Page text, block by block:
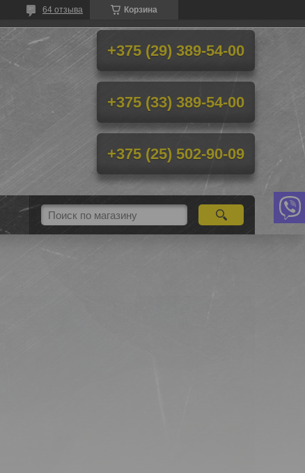
Корзина
64 отзыва
+375 (29) 389-54-00
+375 (33) 389-54-00
+375 (25) 502-90-09